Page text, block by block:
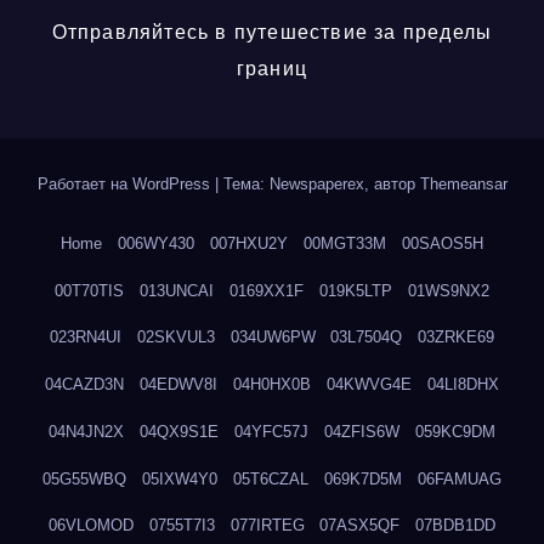
Отправляйтесь в путешествие за пределы
границ
Работает на WordPress Тема: Newspaperex, автор Themeansar
Home 006WY430 007HXU2Y 00MGT33M 00SAOS5H
00T70TIS 013UNCAI 0169XX1F 019K5LTP 01WS9NX2
023RN4UI 02SKVUL3 034UW6PW 03L7504Q 03ZRKE69
04CAZD3N 04EDWV8I 04H0HX0B 04KWVG4E 04LI8DHX
04N4JN2X 04QX9S1E 04YFC57J 04ZFIS6W 059KC9DM
05G55WBQ 05IXW4Y0 05T6CZAL 069K7D5M 06FAMUAG
06VLOMOD 0755T7I3 077IRTEG 07ASX5QF 07BDB1DD